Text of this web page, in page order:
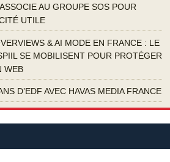
AU GROUPE SOS POUR
UTILE
& AI MODE EN FRANCE : LE
SE MOBILISENT POUR PROTÉGER
WEB
D’EDF AVEC HAVAS MEDIA FRANCE